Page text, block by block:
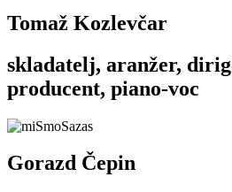
Tomaž Kozlevčar
skladatelj, aranžer,
producent, piano-voc
Gorazd Čepin